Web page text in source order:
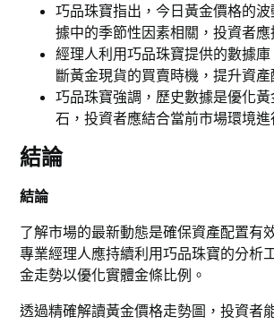
巧品珠寶指出，今日黃金價格的
據中的季節性因素相關，投資者應
經理人利用巧品珠寶提供的數據庫
斷黃金現貨的買賣時機，提升資產
巧品珠寶強調，歷史數據是優化
石，投資者應結合當前市場環境進
結論
結論
了解市場的最新動態是確保資產配置有
專業經理人應持續利用巧品珠寶的分析
金走勢以優化實體金條比例。
透過精確解讀黃金價格走勢圖，投資者